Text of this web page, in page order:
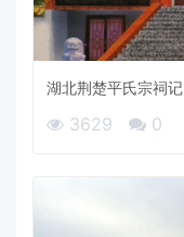
湖北荆楚平氏宗祠记
3629 0